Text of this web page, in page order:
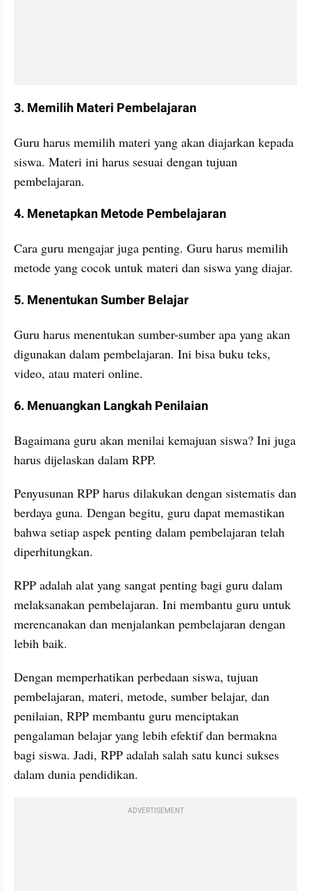
3. Memilih Materi Pembelajaran
Guru harus memilih materi yang akan diajarkan kepada
siswa. Materi ini harus sesuai dengan tujuan
pembelajaran.
4. Menetapkan Metode Pembelajaran
Cara guru mengajar juga penting. Guru harus memilih
metode yang cocok untuk materi dan siswa yang diajar.
5. Menentukan Sumber Belajar
Guru harus menentukan sumber-sumber apa yang akan
digunakan dalam pembelajaran. Ini bisa buku teks,
video, atau materi online.
6. Menuangkan Langkah Penilaian
Bagaimana guru akan menilai kemajuan siswa? Ini juga
harus dijelaskan dalam RPP.
Penyusunan RPP harus dilakukan dengan sistematis dan
berdaya guna. Dengan begitu, guru dapat memastikan
bahwa setiap aspek penting dalam pembelajaran telah
diperhitungkan.
RPP adalah alat yang sangat penting bagi guru dalam
melaksanakan pembelajaran. Ini membantu guru untuk
merencanakan dan menjalankan pembelajaran dengan
lebih baik.
Dengan memperhatikan perbedaan siswa, tujuan
pembelajaran, materi, metode, sumber belajar, dan
penilaian, RPP membantu guru menciptakan
pengalaman belajar yang lebih efektif dan bermakna
bagi siswa. Jadi, RPP adalah salah satu kunci sukses
dalam dunia pendidikan.
ADVERTISEMENT